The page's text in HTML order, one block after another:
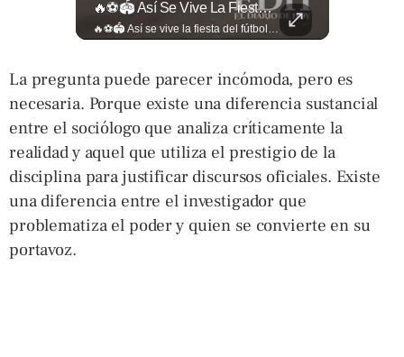
🔥⚽🏟️ Así Se Vive La Fiesta Del Fútbol Salvadoreño: La Pasión De Tigrillos Y Aguiluchos Ya Enciende El Ambiente Previo A La Gran Final Entre...
La pregunta puede parecer incómoda, pero es
necesaria. Porque existe una diferencia sustancial
entre el sociólogo que analiza críticamente la
realidad y aquel que utiliza el prestigio de la
disciplina para justificar discursos oficiales. Existe
una diferencia entre el investigador que
problematiza el poder y quien se convierte en su
portavoz.